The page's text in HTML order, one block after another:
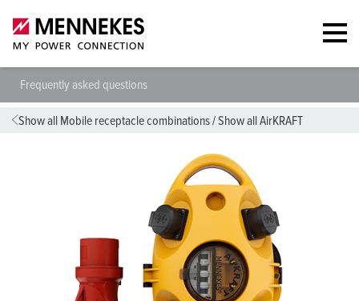
Frequently asked questions
Show all Mobile receptacle combinations/Show all AirKRAFT